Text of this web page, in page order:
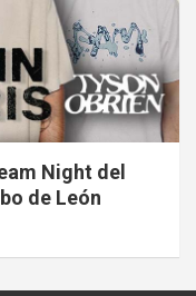
Night del
de León